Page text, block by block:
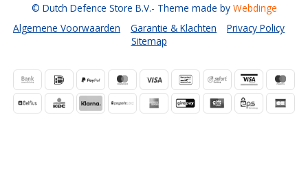
Algemene Voorwaarden Garantie & Klachten
Privacy Policy
Sitemap
© Dutch Defence Store B.V.- Theme made by Webdinge